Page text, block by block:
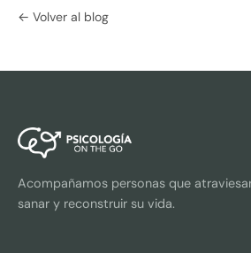
← Volver al blog
Acompañamos personas que
sanar y reconstruir su vida.